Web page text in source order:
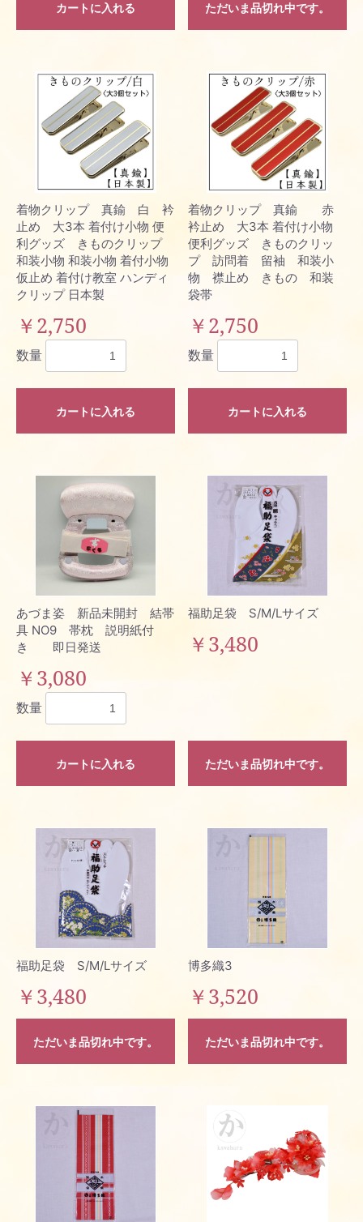
カートに入れる ただいま品切れ中です。
着物クリップ 真鍮 白 衿
止め 大3本 着付け小物 便
利グッズ きものクリップ
和装小物 和装小物 着付小物
仮止め 着付け教室 ハンディ
クリップ 日本製
￥2,750
数量
カートに入れる
着物クリップ 真鍮 赤
衿止め 大3本 着付け小物
便利グッズ きものクリッ
プ 訪問着 留袖 和装小
物 襟止め きもの 和装
袋帯
￥2,750
数量
カートに入れる
あづま姿 新品未開封 結帯
具 NO9 帯枕 説明紙付
き 即日発送
￥3,080
数量
カートに入れる
福助足袋 S/M/Lサイズ
￥3,480
ただいま品切れ中です。
福助足袋 S/M/Lサイズ
￥3,480
ただいま品切れ中です。
博多織3
￥3,520
ただいま品切れ中です。